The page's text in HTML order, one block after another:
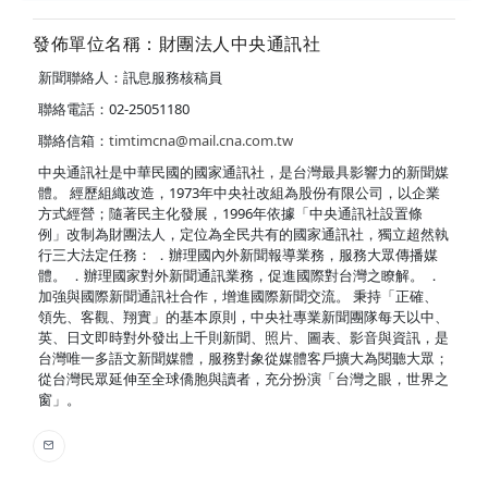
發佈單位名稱：財團法人中央通訊社
新聞聯絡人：訊息服務核稿員
聯絡電話：02-25051180
聯絡信箱： timtimcna@mail.cna.com.tw
中央通訊社是中華民國的國家通訊社，是台灣最具影響力的新聞媒
體。 經歷組織改造，1973年中央社改組為股份有限公司，以企業
方式經營；隨著民主化發展，1996年依據「中央通訊社設置條
例」改制為財團法人，定位為全民共有的國家通訊社，獨立超然執
行三大法定任務： ．辦理國內外新聞報導業務，服務大眾傳播媒
體。 ．辦理國家對外新聞通訊業務，促進國際對台灣之瞭解。 ．
加強與國際新聞通訊社合作，增進國際新聞交流。 秉持「正確、
領先、客觀、翔實」的基本原則，中央社專業新聞團隊每天以中、
英、日文即時對外發出上千則新聞、照片、圖表、影音與資訊，是
台灣唯一多語文新聞媒體，服務對象從媒體客戶擴大為閱聽大眾；
從台灣民眾延伸至全球僑胞與讀者，充分扮演「台灣之眼，世界之
窗」。